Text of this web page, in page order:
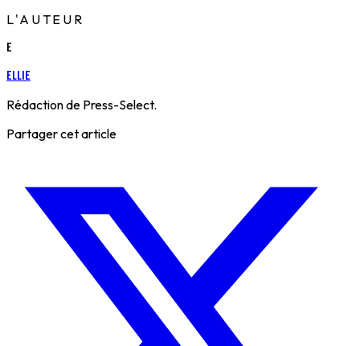
L'AUTEUR
E
Ellie
Rédaction de Press-Select.
Partager cet article